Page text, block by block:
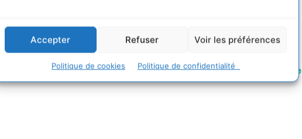
Accepter Refuser Voir les préférences
Politique de cookies Politique de confidentialité
livre-produire-son-electricite.php?societe=mc-durable